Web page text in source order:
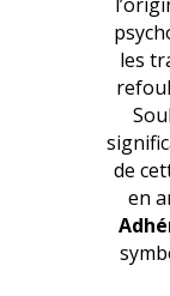
les
de
en